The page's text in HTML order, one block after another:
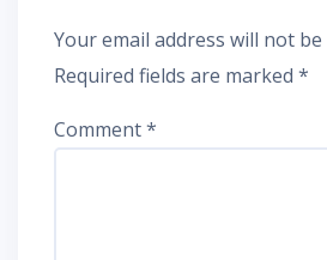
Your email address will not
Required fields are marked *
Comment*